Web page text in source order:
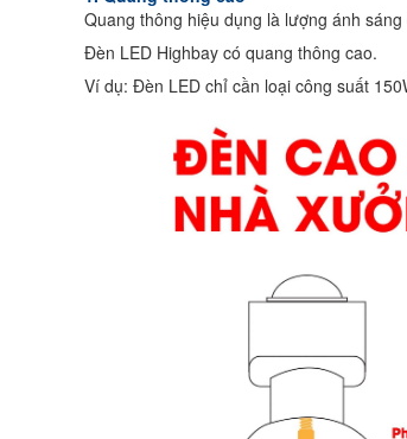
Quang thông hiệu dụng là lượng ánh
Đèn LED Highbay có quang thông cao.
Ví dụ: Đèn LED chỉ cần loại công suất